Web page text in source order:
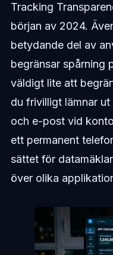
Tracking
början av 2024.
betydande del av
begränsar spårning
väldigt lite att
du frivilligt lämnar
och e-post vid
ett permanent
sättet för
över olika